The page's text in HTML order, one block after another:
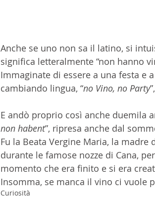
Anche se uno non sa il latino, si
significa letteralmente “non hanno
Immaginate di essere a una festa e
cambiando lingua, “no Vino, no Party
E andò proprio così anche duemila
non habent”, ripresa anche dal
Fu la Beata Vergine Maria, la
durante le famose nozze di Cana,
momento che era finito e si era
Insomma, se manca il vino ci vuole
Curiosità